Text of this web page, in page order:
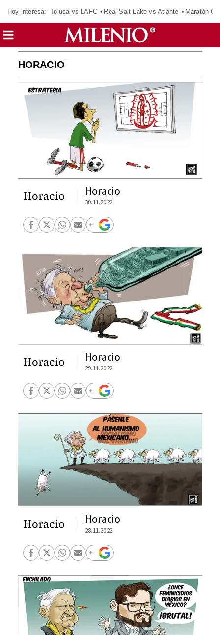
Hoy interesa: Toluca vs LAFC Real Salt Lake vs Atlante Maratón
HORACIO
Horacio Horacio
30.11.2022
Horacio Horacio
29.11.2022
Horacio Horacio
28.11.2022